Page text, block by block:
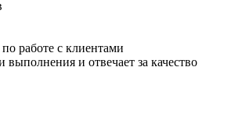
работе с клиентами
выполнения и отвечает за качество